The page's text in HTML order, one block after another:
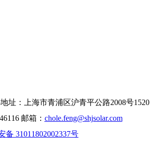
：上海市青浦区沪青平公路2008号1520
邮箱： chole.feng@shjsolar.com
备 31011802002337号